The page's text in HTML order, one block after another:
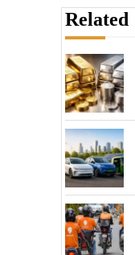
Related